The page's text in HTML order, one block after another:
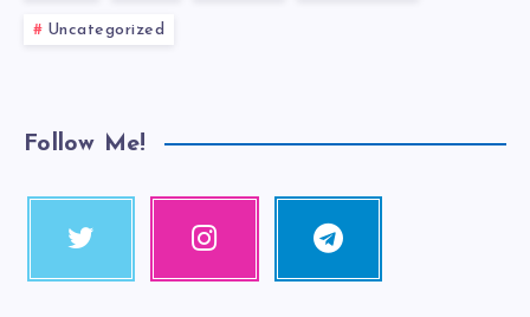
Uncategorized
Follow Me!